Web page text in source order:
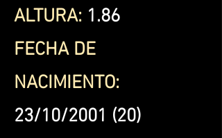
ALTURA: 1.86
FECHA DE
NACIMIENTO:
23/10/2001 (20)